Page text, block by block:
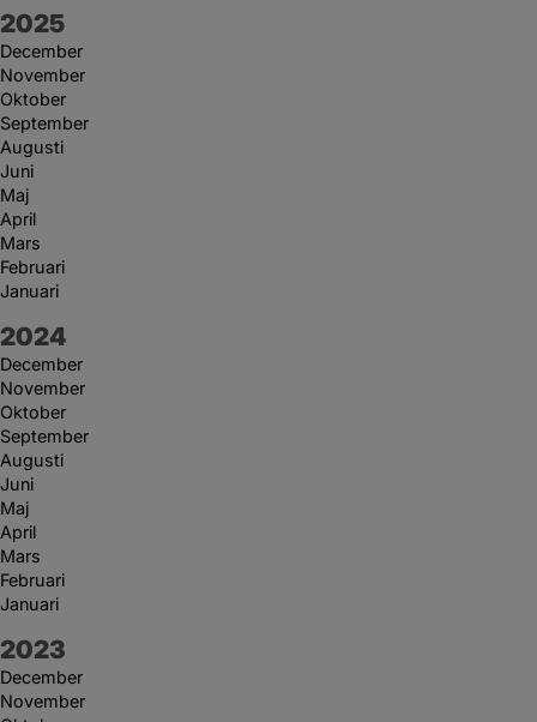
År:
2025
December
November
Oktober
September
Augusti
Juni
Maj
April
Mars
Februari
Januari
År:
2024
December
November
Oktober
September
Augusti
Juni
Maj
April
Mars
Februari
Januari
År:
2023
December
November